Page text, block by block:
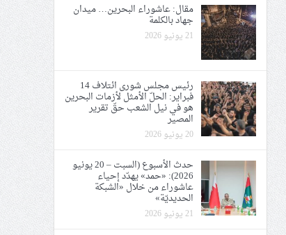
مقال: عاشوراء البحرين… ميدان
جهاد بالكلمة
21 يونيو 2026
رئيس مجلس شورى ائتلاف 14
فبراير: الحلّ الأمثل لأزمات البحرين
هو في نيل الشعب حقّ تقرير
المصير
20 يونيو 2026
حدث الأسبوع (السبت – 20 يونيو
2026): «حمد» يهدّد إحياء
عاشوراء من خلال «الشبكة
الحديديّة»
21 يونيو 2026